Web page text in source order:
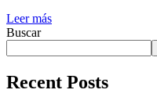
Leer más
Buscar
Recent Posts